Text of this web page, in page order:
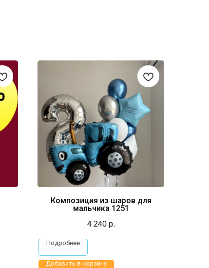
Композиция из шаров для
мальчика 1251
4 240 р.
Подробнее
Добавить в корзину